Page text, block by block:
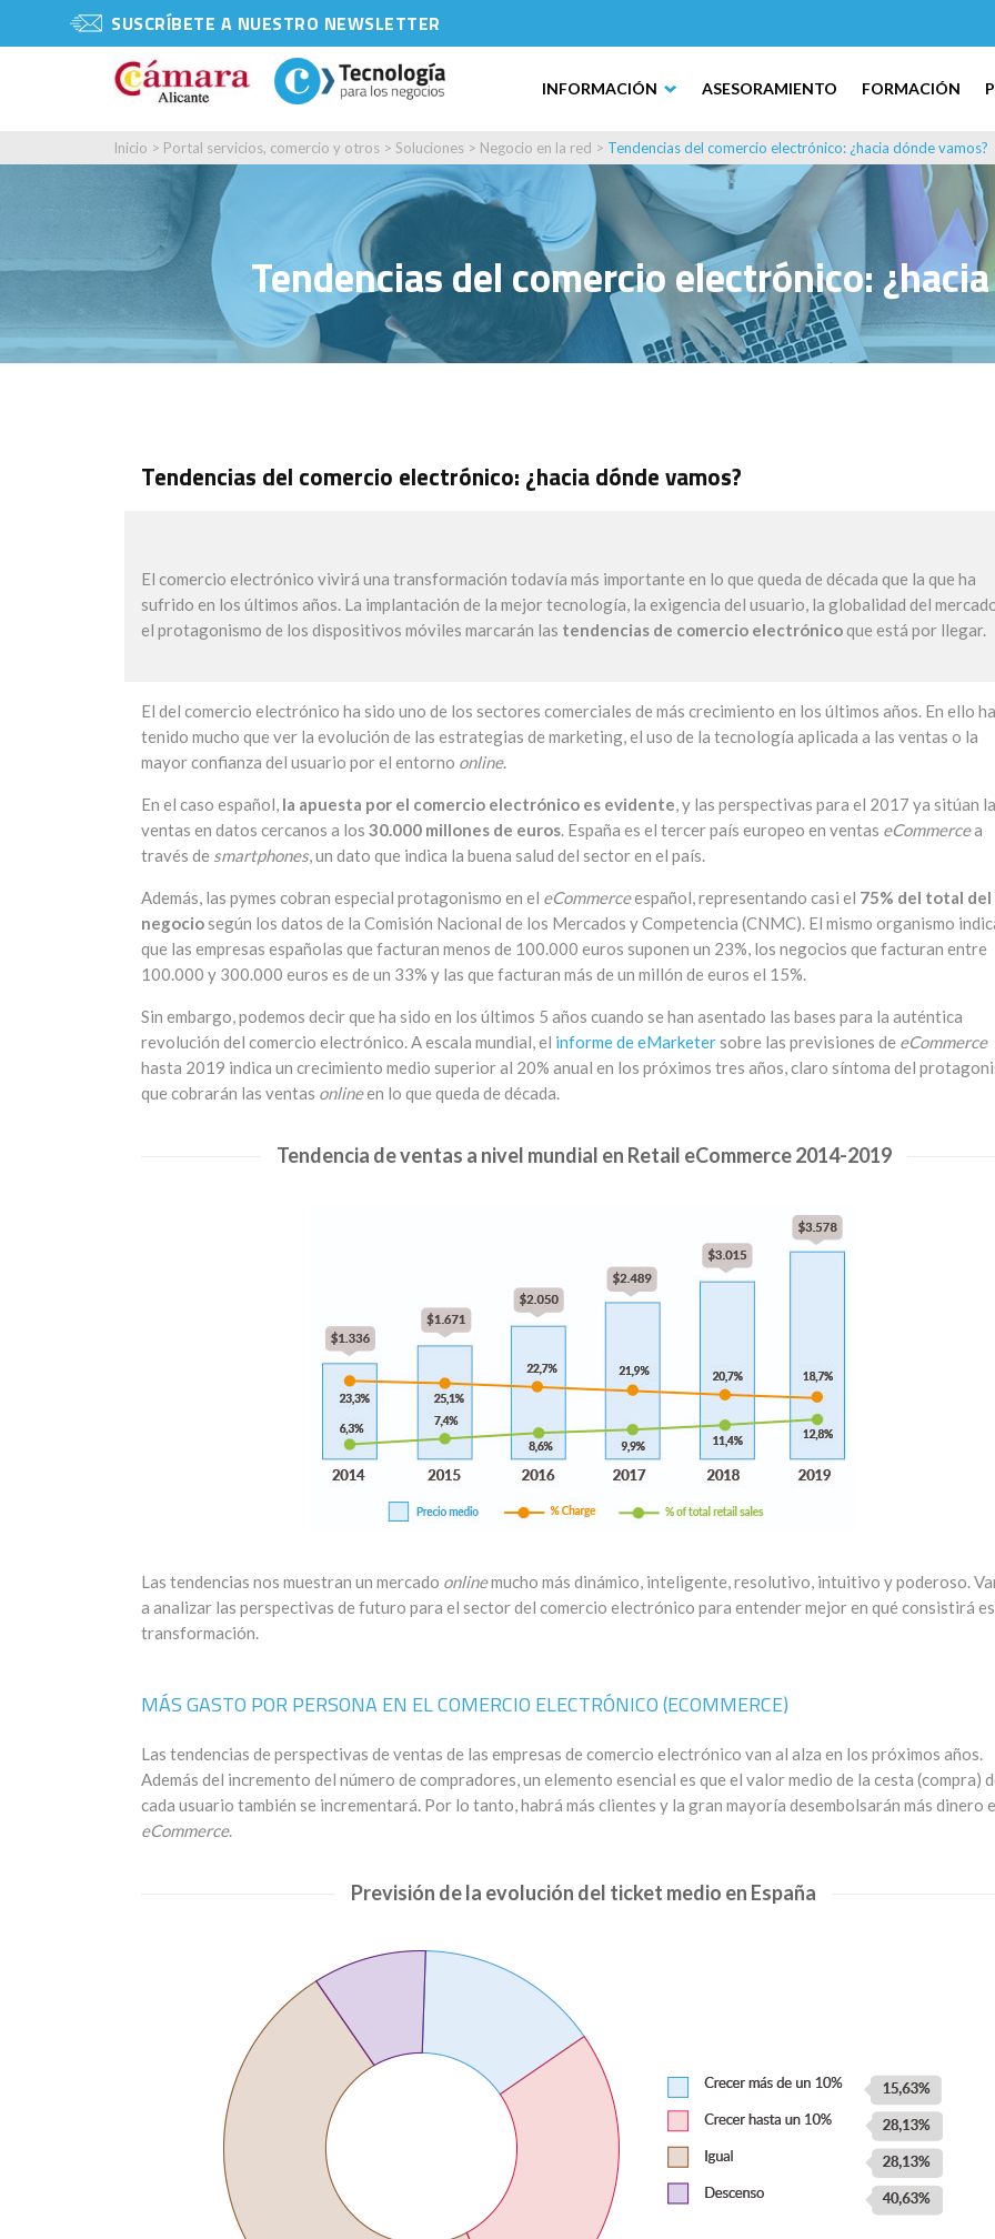
SUSCRÍBETE A NUESTRO NEWSLETTER
INFORMACIÓN ASESORAMIENTO FORMACIÓN
Inicio > Portal servicios, comercio y otros > Soluciones > Negocio en la red > Tendencias del comercio electrónico: ¿hacia dónde vamos?
Tendencias del comercio electrónico:
Tendencias del comercio electrónico: ¿hacia dónde vamos?
El comercio electrónico vivirá una transformación todavía más importante en lo que queda de década que la que ha
sufrido en los últimos años. La implantación de la mejor tecnología, la exigencia del usuario, la globalidad del
el protagonismo de los dispositivos móviles marcarán las tendencias de comercio electrónicoque está por llegar.
El del comercio electrónico ha sido uno de los sectores comerciales de más crecimiento en los últimos años. En ello ha
tenido mucho que ver la evolución de las estrategias de marketing, el uso de la tecnología aplicada a las ventas o la
mayor confianza del usuario por el entorno online.
En el caso español, la apuesta por el comercio electrónico es evidente, y las perspectivas para el 2017 ya sitúan
ventas en datos cercanos a los 30.000 millones de euros. España es el tercer país europeo en ventas eCommercea
través de smartphones, un dato que indica la buena salud del sector en el país.
Además, las pymes cobran especial protagonismo en el eCommerceespañol, representando casi el 75% del total del
negociosegún los datos de la Comisión Nacional de los Mercados y Competencia (CNMC). El mismo organismo
que las empresas españolas que facturan menos de 100.000 euros suponen un 23%, los negocios que facturan entre
100.000 y 300.000 euros es de un 33% y las que facturan más de un millón de euros el 15%.
Sin embargo, podemos decir que ha sido en los últimos 5 años cuando se han asentado las bases para la auténtica
revolución del comercio electrónico. A escala mundial, el informe de eMarketersobre las previsiones de eCommerce
hasta 2019 indica un crecimiento medio superior al 20% anual en los próximos tres años, claro síntoma del
que cobrarán las ventas onlineen lo que queda de década.
Tendencia de ventas a nivel mundial en Retail eCommerce 2014-2019
Las tendencias nos muestran un mercado onlinemucho más dinámico, inteligente, resolutivo, intuitivo y poderoso.
a analizar las perspectivas de futuro para el sector del comercio electrónico para entender mejor en qué consistirá
transformación.
MÁS GASTO POR PERSONA EN EL COMERCIO ELECTRÓNICO (ECOMMERCE)
Las tendencias de perspectivas de ventas de las empresas de comercio electrónico van al alza en los próximos años.
Además del incremento del número de compradores, un elemento esencial es que el valor medio de la cesta (compra)
cada usuario también se incrementará. Por lo tanto, habrá más clientes y la gran mayoría desembolsarán más dinero
eCommerce.
Previsión de la evolución del ticket medio en España